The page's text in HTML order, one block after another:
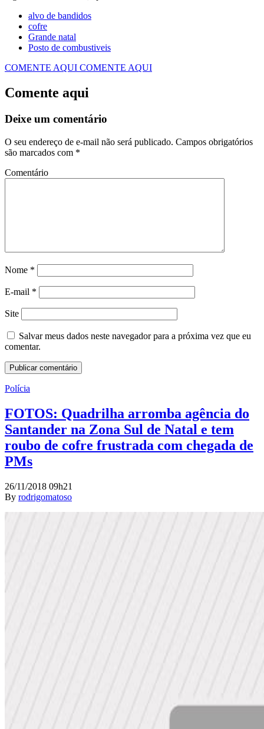
alvo de bandidos
cofre
Grande natal
Posto de combustiveis
COMENTE AQUI COMENTE AQUI
Comente aqui
Deixe um comentário
O seu endereço de e-mail não será publicado. Campos obrigatórios
são marcados com *
Comentário
Nome *
E-mail *
Site
Salvar meus dados neste navegador para a próxima vez que eu
comentar.
Polícia
FOTOS: Quadrilha arromba agência do
Santander na Zona Sul de Natal e tem
roubo de cofre frustrada com chegada de
PMs
26/11/2018 09h21
By rodrigomatoso